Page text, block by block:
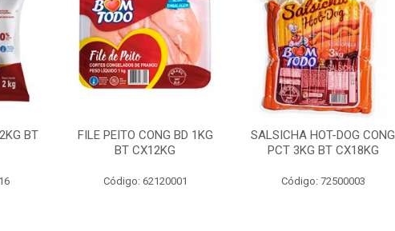
BT
FILE PEITO CONG BD 1KG
BT CX12KG
Código: 62120001
SALSICHA HOT-DOG CONG
PCT 3KG BT CX18KG
Código: 72500003